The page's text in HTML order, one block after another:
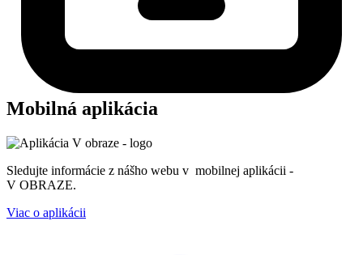
Mobilná aplikácia
Sledujte informácie z nášho webu v mobilnej aplikácii -
V OBRAZE.
Viac o aplikácii